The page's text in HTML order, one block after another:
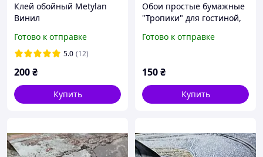
Клей обойный Metylan
Винил
Готово к отправке
5.0 (12)
200₴
Купить
Обои простые бумажные
"Тропики" для гостиной,
светло-зеленые 0,53*10м
Готово к отправке
150₴
Купить